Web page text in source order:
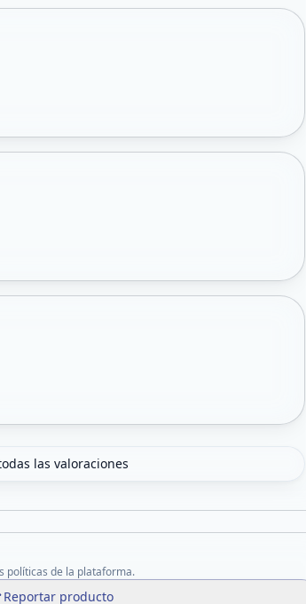
las valoraciones
políticas de la plataforma.
Reportar producto